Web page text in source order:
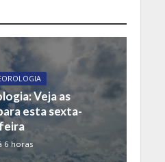
Veja as
esta sexta-
6 horas